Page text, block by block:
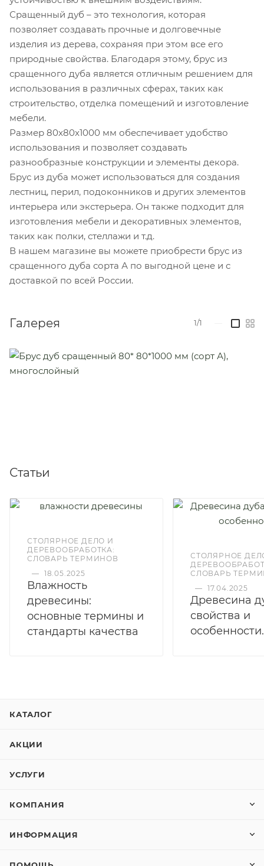
Сращенный дуб – это технология, которая
позволяет создавать прочные и долговечные
изделия из дерева, сохраняя при этом все его
природные свойства. Благодаря этому, брус из
сращенного дуба является отличным решением для
использования в различных сферах, таких как
строительство, отделка помещений и изготовление
мебели.
Размер 80x80x1000 мм обеспечивает удобство
использования и позволяет создавать
разнообразные конструкции и элементы декора.
Брус из дуба может использоваться для создания
лестниц, перил, подоконников и других элементов
интерьера или экстерьера. Он также подходит для
изготовления мебели и декоративных элементов,
таких как полки, стеллажи и т.д.
В нашем магазине вы можете приобрести брус из
сращенного дуба сорта А по выгодной цене и с
доставкой по всей России.
Галерея 1/1
Статьи
СТОЛЯРНОЕ ДЕЛО И
ДЕРЕВООБРАБОТКА:
СЛОВАРЬ ТЕРМИНОВ
— 18.05.2025
Влажность
древесины:
основные термины и
стандарты качества
СТОЛЯРНОЕ
СЛОВАРЬ
— 17.04.2025
Древесина
свойства и
особенности.
КАТАЛОГ
АКЦИИ
УСЛУГИ
КОМПАНИЯ
ИНФОРМАЦИЯ